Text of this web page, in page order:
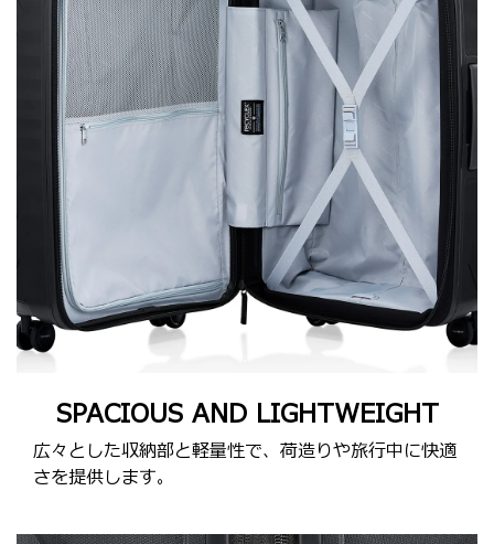
SPACIOUS AND LIGHTWEIGHT
広々とした収納部と軽量性で、荷造りや旅行中に快適
さを提供します。